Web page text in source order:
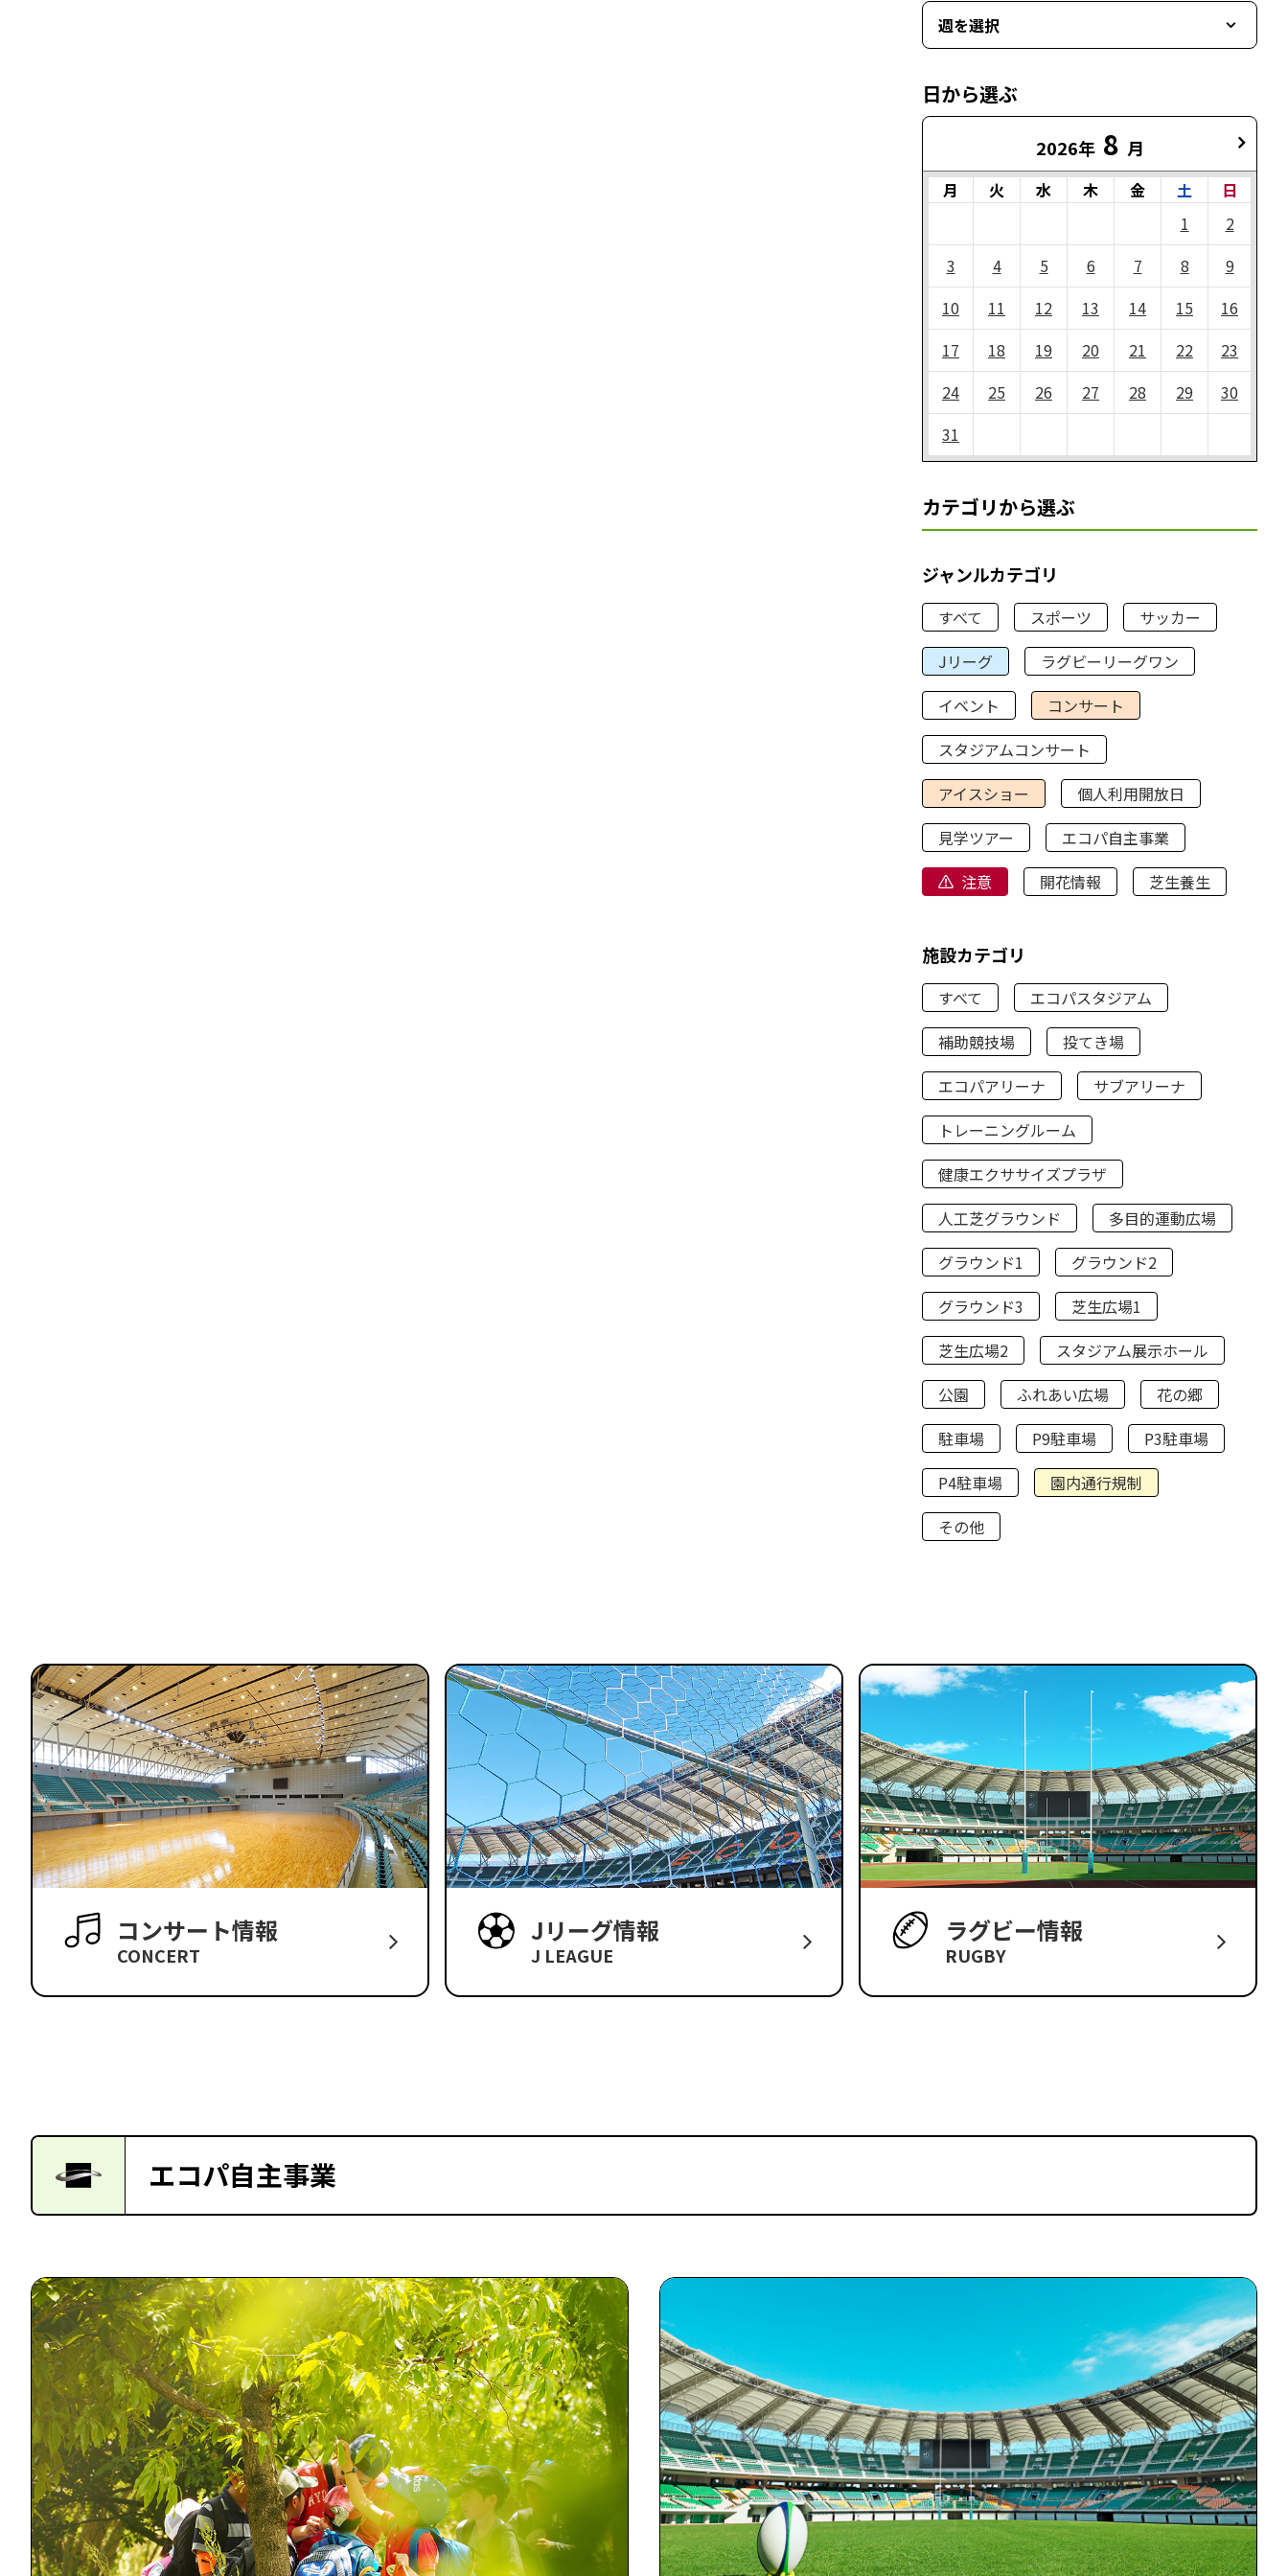
週を選択
日から選ぶ
2026年 8 月
月 火 水 木 金 土
日
1
2
3
4 5 6 7 8
9
10
11 12 13 14 15
16
17
18 19 20 21 22
23
24
25 26 27 28 29
30
31
カテゴリから選ぶ
ジャンルカテゴリ
すべて スポーツ
サッカー
Jリーグ
ラグビーリーグワン
イベント
コンサート
スタジアムコンサート
アイスショー
個人利用開放日
見学ツアー
エコパ自主事業
注意
開花情報 芝生養生
施設カテゴリ
すべて
エコパスタジアム
補助競技場
投てき場
エコパアリーナ
サブアリーナ
トレーニングルーム
健康エクササイズプラザ
人工芝グラウンド
多目的運動広場
グラウンド1
グラウンド2
グラウンド3
芝生広場1
芝生広場2
スタジアム展示ホール
公園
ふれあい広場
花の郷
駐車場
P9駐車場
P3駐車場
P4駐車場
園内通行規制
その他
コンサート情報
CONCERT
Jリーグ情報
J LEAGUE
ラグビー情報
RUGBY
エコパ自主事業